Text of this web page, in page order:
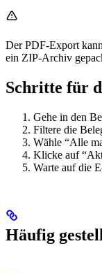
Der PDF-Export
ein ZIP-Archiv
Schritte für
Gehe in den
Filtere die
Wähle “Alle
Klicke auf
Warte auf die
Häufig